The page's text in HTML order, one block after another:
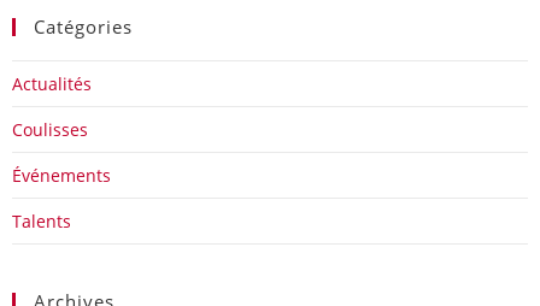
Catégories
Actualités
Coulisses
Événements
Talents
Archives